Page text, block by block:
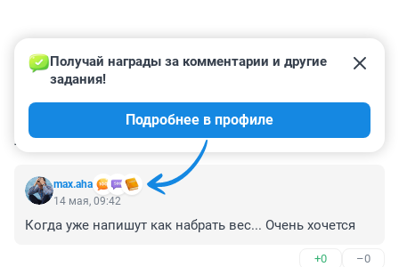
КОММЕНТАРИИ 12
max.aha
Получай награды за комментарии и другие
задания!
Подробнее в профиле
14 мая, 09:42
Когда уже напишут как набрать вес... Очень хочется
+0 –0